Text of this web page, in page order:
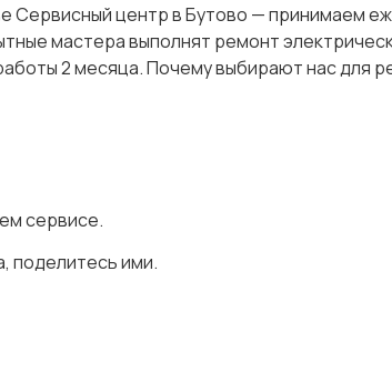
Сервисный центр в Бутово — принимаем
мастера выполнят ремонт
2 месяца. Почему выбирают нас для
сервисе.
поделитесь ими.